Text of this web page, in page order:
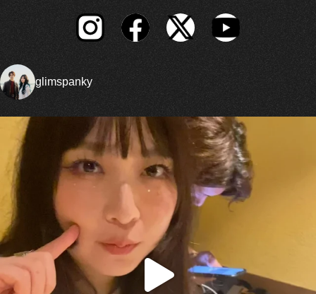
glimspanky